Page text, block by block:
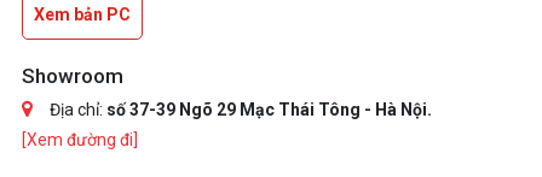
Xem bản PC
Showroom
Địa chỉ: số 37-39 Ngõ 29 Mạc Thái Tông - Hà Nội.
[Xem đường đi]